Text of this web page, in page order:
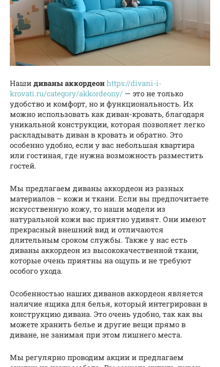
Наши диваны аккордеон https://divani-i-
krovati.ru/category/akkordeony/ — это не только
удобство и комфорт, но и функциональность. Их
можно использовать как диван-кровать, благодаря
уникальной конструкции, которая позволяет легко
раскладывать диван в кровать и обратно. Это
особенно удобно, если у вас небольшая квартира
или гостиная, где нужна возможность разместить
гостей.
Мы предлагаем диваны аккордеон из разных
материалов – кожи и ткани. Если вы предпочитаете
искусственную кожу, то наши модели из
натуральной кожи вас приятно удивят. Они имеют
прекрасный внешний вид и отличаются
длительным сроком службы. Также у нас есть
диваны аккордеон из высококачественной ткани,
которые очень приятны на ощупь и не требуют
особого ухода.
Особенностью наших диванов аккордеон является
наличие ящика для белья, который интегрирован в
конструкцию дивана. Это очень удобно, так как вы
можете хранить белье и другие вещи прямо в
диване, не занимая при этом лишнего места.
Мы регулярно проводим акции и предлагаем